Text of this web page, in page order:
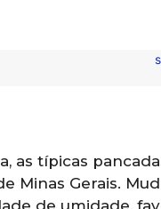
as típicas
Minas Gerais.